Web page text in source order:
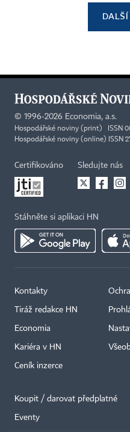
© 1996-2026 Economia, a.s.
Hospodářské noviny (print) ISSN
Hospodářské noviny (online) ISSN
Certifikováno Sledujte nás
Stáhněte si aplikaci HN
Kontakty
Tiráž redakce HN
Economia
Kariéra v HN
Ceník inzerce
Koupit / darovat předplatné
Eventy